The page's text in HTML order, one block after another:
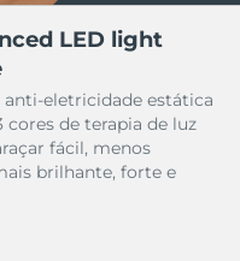
LED light
anti-eletricidade estática
de terapia de luz
fácil, menos
brilhante, forte e
devices
massagers
KIWI™
essentials Gel